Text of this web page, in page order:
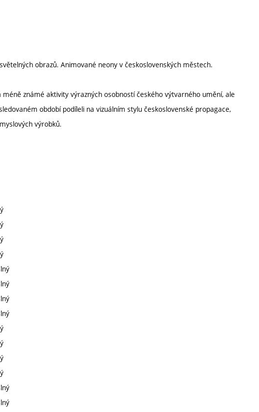
obrazů. Animované neony v československých městech.
známé aktivity výrazných osobností českého výtvarného umění, ale
období podíleli na vizuálním stylu československé propagace,
výrobků.